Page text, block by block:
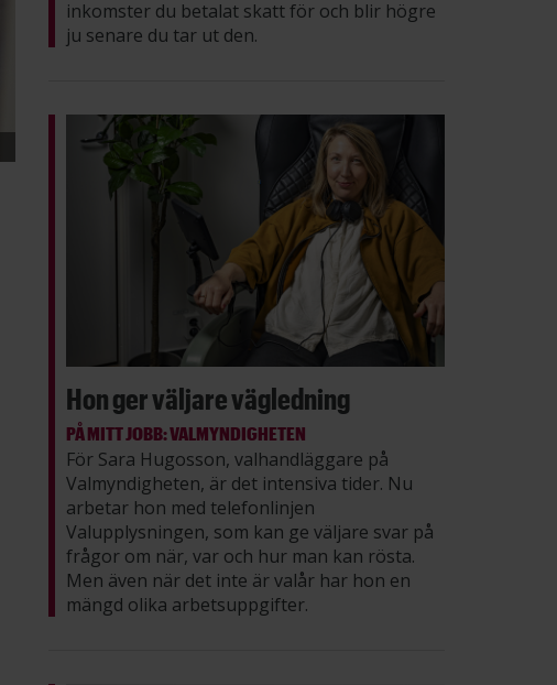
inkomster du betalat skatt för och blir högre
ju senare du tar ut den.
Hon ger väljare vägledning
PÅ MITT JOBB: VALMYNDIGHETEN
För Sara Hugosson, valhandläggare på
Valmyndigheten, är det intensiva tider. Nu
arbetar hon med telefonlinjen
Valupplysningen, som kan ge väljare svar på
frågor om när, var och hur man kan rösta.
Men även när det inte är valår har hon en
mängd olika arbetsuppgifter.